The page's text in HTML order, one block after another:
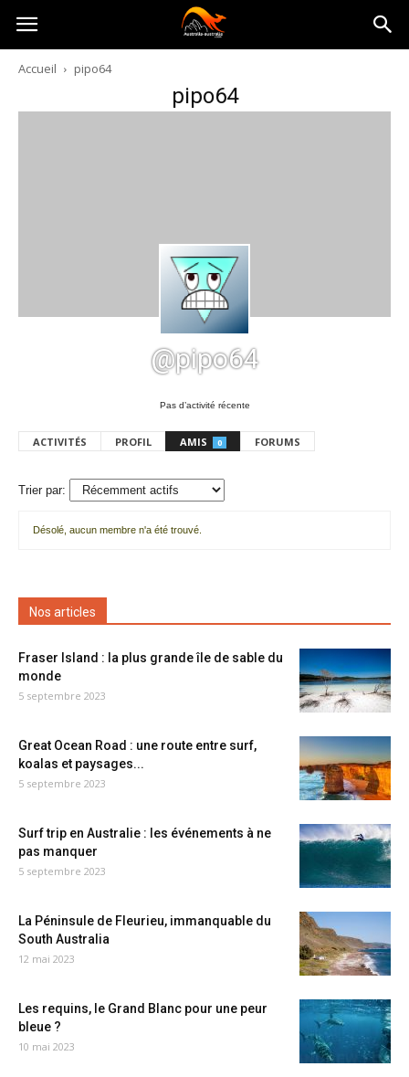
Australia-
australie.com
Accueil pipo64
pipo64
@pipo64
Pas d’activité récente
ACTIVITÉS PROFIL AMIS 0 FORUMS
Trier par:
amis
Désolé, aucun membre n'a été trouvé.
Nos articles
Fraser Island : la plus grande île de sable du
monde
5 septembre 2023
Great Ocean Road : une route entre surf,
koalas et paysages...
5 septembre 2023
Surf trip en Australie : les événements à ne
pas manquer
5 septembre 2023
La Péninsule de Fleurieu, immanquable du
South Australia
12 mai 2023
Les requins, le Grand Blanc pour une peur
bleue ?
10 mai 2023